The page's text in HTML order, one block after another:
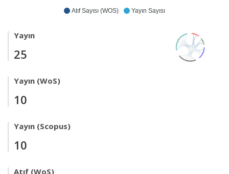
Atıf Sayısı (WOS) Yayın Sayısı
Yayın
25
Yayın (WoS)
10
Yayın (Scopus)
10
Atıf (WoS)